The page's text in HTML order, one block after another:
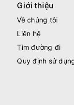
Giới thiệu
Về chúng tôi
Liên hệ
Tìm đường đi
Quy định sử